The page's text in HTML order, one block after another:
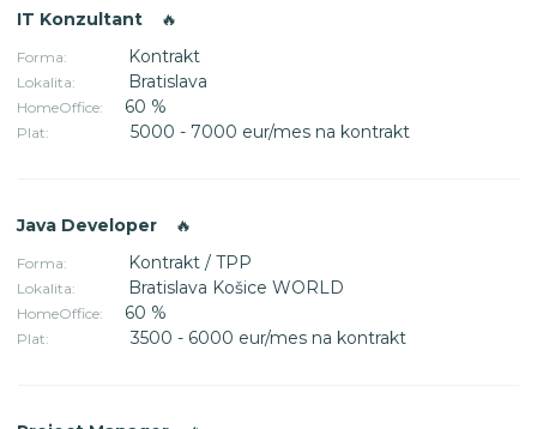
IT Konzultant 🔥
Forma: Kontrakt
Lokalita: Bratislava
HomeOffice: 60 %
Plat: 5000 - 7000 eur/mes na kontrakt
Java Developer 🔥
Forma: Kontrakt / TPP
Lokalita: Bratislava Košice WORLD
HomeOffice: 60 %
Plat: 3500 - 6000 eur/mes na kontrakt